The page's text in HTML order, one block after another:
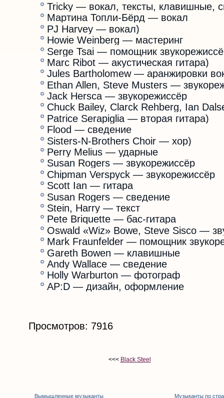
Tricky — вокал, тексты, клавишные,
Мартина Топли-Бёрд — вокал
PJ Harvey — вокал)
Howie Weinberg — мастеринг
Serge Tsai — помощник
Marc Ribot — акустическая гитара)
Jules Bartholomew — аранжировки
Ethan Allen, Steve Musters —
Jack Hersca — звукорежиссёр
Chuck Bailey, Clarck Rehberg, Ian
Patrice Serapiglia — вторая гитара)
Flood — сведение
Sisters-N-Brothers Choir — хор)
Perry Melius — ударные
Susan Rogers — звукорежиссёр
Chipman Verspyck — звукорежиссёр
Scott Ian — гитара
Susan Rogers — сведение
Stein, Harry — текст
Pete Briquette — бас-гитара
Oswald «Wiz» Bowe, Steve Sisco —
Mark Fraunfelder — помощник
Gareth Bowen — клавишные
Andy Wallace — сведение
Holly Warburton — фотограф
AP:D — дизайн, оформление
Просмотров: 7916
<<< Black Steel
Вымышленные музыканты Музыканты по